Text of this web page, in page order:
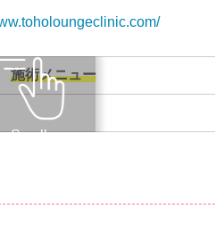
施術メニュー
Scroll